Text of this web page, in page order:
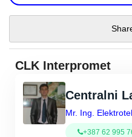
CLK Interpromet
Centralni
Mr. Ing.
+387 62 995